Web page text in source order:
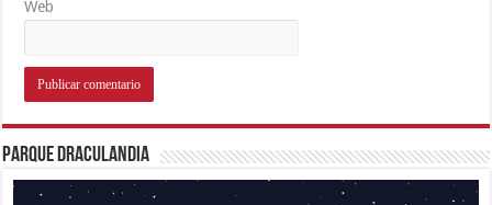
Web
Parque Draculandia